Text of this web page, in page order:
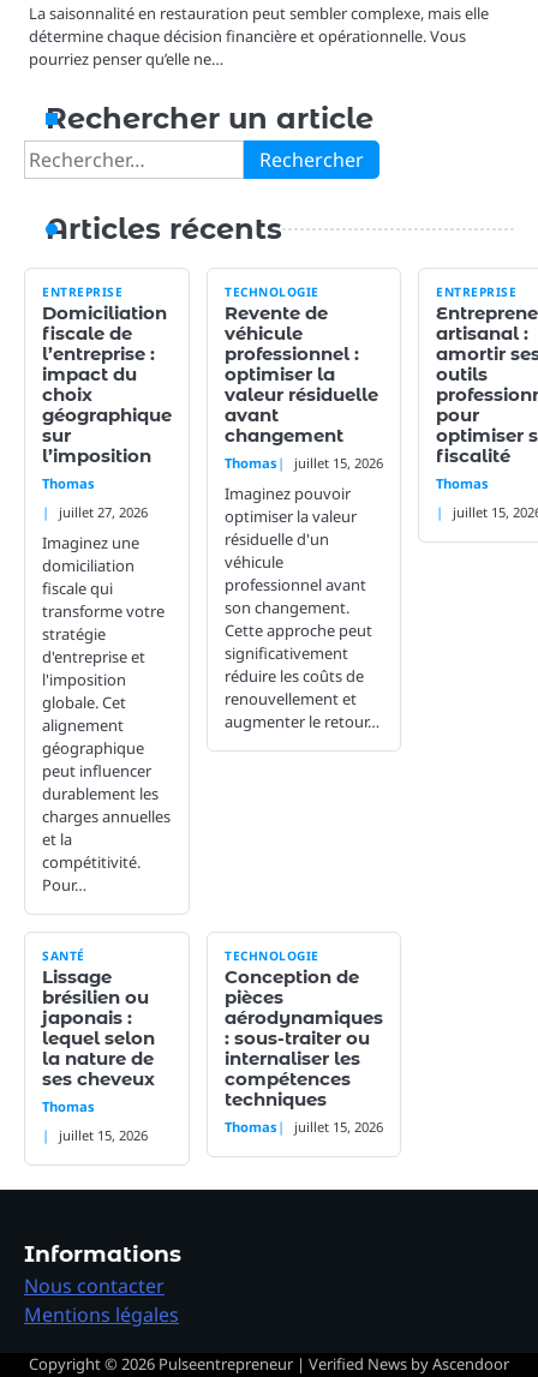
La saisonnalité en restauration peut sembler complexe, mais elle
détermine chaque décision financière et opérationnelle. Vous
pourriez penser qu’elle ne…
Rechercher un article
Rechercher :
Articles récents
ENTREPRISE
Domiciliation
fiscale de
l’entreprise :
impact du
choix
géographique
sur
l’imposition
Thomas
juillet 27, 2026
Imaginez une
domiciliation
fiscale qui
transforme votre
stratégie
d'entreprise et
l'imposition
globale. Cet
alignement
géographique
peut influencer
durablement les
charges annuelles
et la
compétitivité.
Pour…
TECHNOLOGIE
Revente de
véhicule
professionnel :
optimiser la
valeur résiduelle
avant
changement
Thomas juillet 15, 2026
Imaginez pouvoir
optimiser la valeur
résiduelle d'un
véhicule
professionnel avant
son changement.
Cette approche peut
significativement
réduire les coûts de
renouvellement et
augmenter le retour…
ENTREPRISE
artisanal :
amortir
outils
pour
optimiser
fiscalité
Thomas
juillet 15,
SANTÉ
Lissage
brésilien ou
japonais :
lequel selon
la nature de
ses cheveux
Thomas
juillet 15, 2026
TECHNOLOGIE
Conception de
pièces
aérodynamiques
: sous-traiter ou
internaliser les
compétences
techniques
Thomas juillet 15, 2026
Informations
Nous contacter
Mentions légales
Copyright © 2026 Pulseentrepreneur | Verified News byAscendoor